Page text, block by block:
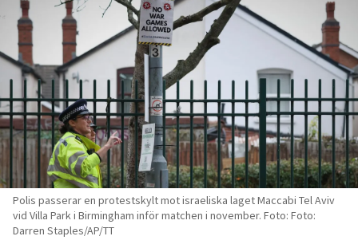
Polis passerar en protestskylt mot israeliska laget Maccabi Tel Aviv
vid Villa Park i Birmingham inför matchen i november. Foto: Foto:
Darren Staples/AP/TT